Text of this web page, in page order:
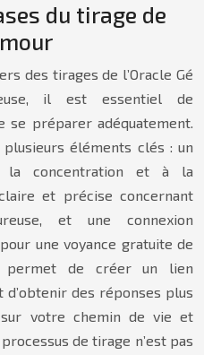
du tirage de
des tirages de l’Oracle Gé
il est essentiel de
se préparer adéquatement.
éléments clés : un
la concentration et à la
et précise concernant
et une connexion
une voyance gratuite de
permet de créer un lien
d’obtenir des réponses plus
votre chemin de vie et
de tirage n’est pas